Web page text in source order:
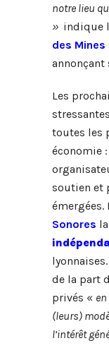
notre lieu
» indique
des Mines
annonçant
Les
toutes les
économie
soutien et
émergées.
Sonores
de la part
privés «
(leurs)
l’intérêt